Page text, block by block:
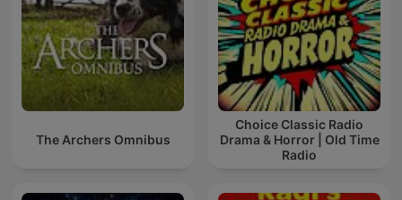
The Archers Omnibus
Choice Classic Radio
Drama & Horror | Old Time
Radio